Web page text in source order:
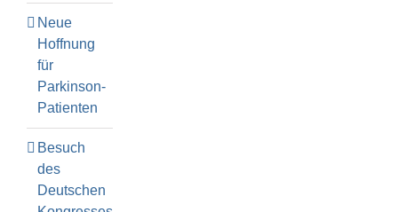
Neue
Hoffnung
für
Parkinson-
Patienten
Besuch
des
Deutschen